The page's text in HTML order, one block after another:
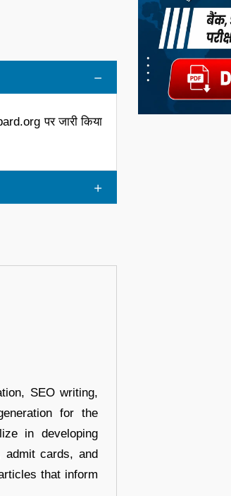
पर जारी किया
SEO writing,
for the
in developing
admit cards, and
that inform